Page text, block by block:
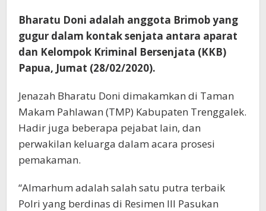
Bharatu Doni adalah anggota Brimob yang
gugur dalam kontak senjata antara aparat
dan Kelompok Kriminal Bersenjata (KKB)
Papua, Jumat (28/02/2020).
Jenazah Bharatu Doni dimakamkan di Taman
Makam Pahlawan (TMP) Kabupaten Trenggalek.
Hadir juga beberapa pejabat lain, dan
perwakilan keluarga dalam acara prosesi
pemakaman.
“Almarhum adalah salah satu putra terbaik
Polri yang berdinas di Resimen III Pasukan